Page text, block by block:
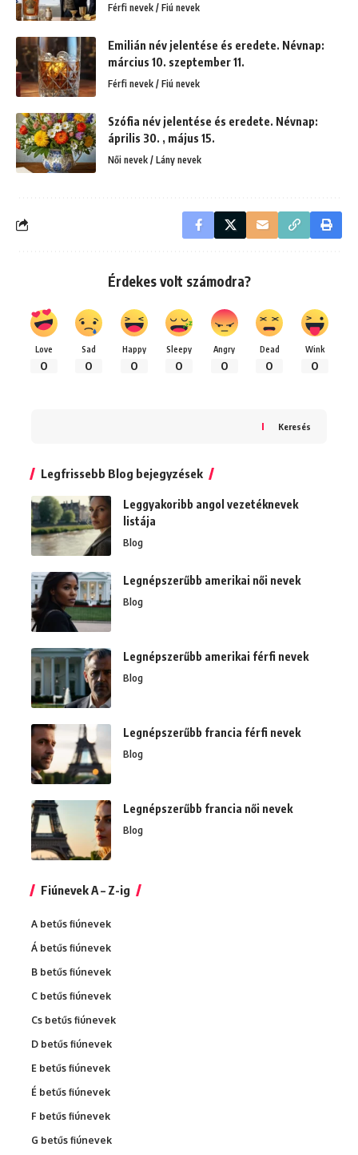
Férfi nevek / Fiú nevek
Emilián név jelentése és eredete. Névnap:
március 10. szeptember 11.
Férfi nevek / Fiú nevek
Szófia név jelentése és eredete. Névnap:
április 30. , május 15.
Női nevek / Lány nevek
Érdekes volt számodra?
Love
0
Sad
0
Happy
0
Sleepy
0
Angry
0
Dead
0
Wink
0
Keresés
Legfrissebb Blog bejegyzések
Leggyakoribb angol vezetéknevek
listája
Blog
Legnépszerűbb amerikai női nevek
Blog
Legnépszerűbb amerikai férfi nevek
Blog
Legnépszerűbb francia férfi nevek
Blog
Legnépszerűbb francia női nevek
Blog
Fiúnevek A – Z-ig
A betűs fiúnevek
Á betűs fiúnevek
B betűs fiúnevek
C betűs fiúnevek
Cs betűs fiúnevek
D betűs fiúnevek
E betűs fiúnevek
É betűs fiúnevek
F betűs fiúnevek
G betűs fiúnevek